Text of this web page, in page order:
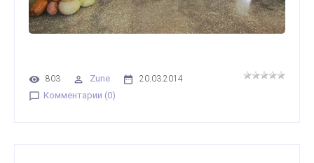
803 Zune 20.03.2014
Комментарии (0)